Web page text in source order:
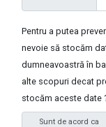
Pentru a putea
nevoie să stocăm
dumneavoastră în
alte scopuri decat
stocăm aceste date
Sunt de acord ca